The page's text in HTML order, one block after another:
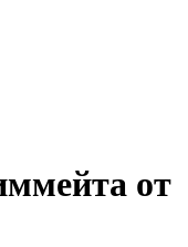
от